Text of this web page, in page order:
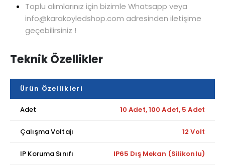
Toplu alımlarınız için bizimle Whatsapp veya
info@karakoyledshop.com adresinden iletişime
geçebilirsiniz !
Teknik Özellikler
Ürün Özellikleri
Adet 10 Adet, 100 Adet, 5 Adet
Çalışma Voltajı 12 Volt
IP Koruma Sınıfı IP65 Dış Mekan (Silikonlu)